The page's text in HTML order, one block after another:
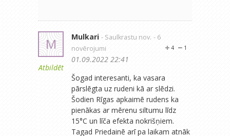
M
Atbildēt
Mulkari - Saulkrastu nov. - 6
novērojumi
1
4
01.09.2022 22:41
Šogad interesanti, ka vasara
pārslēgta uz rudeni kā ar slēdzi.
Šodien Rīgas apkaimē rudens ka
pienākas ar mērenu siltumu līdz
15°C un līča efekta nokrišņiem.
Tagad Priedainē arī pa laikam atnāk